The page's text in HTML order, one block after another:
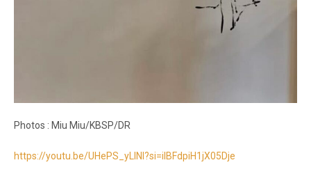
Photos : Miu Miu/KBSP/DR
https://youtu.be/UHePS_yLINI?si=iIBFdpiH1jX05Dje